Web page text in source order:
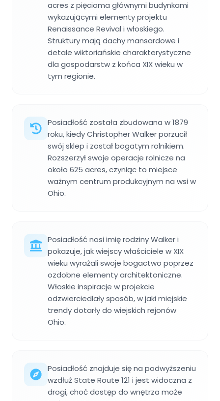
acres z pięcioma głównymi budynkami
wykazującymi elementy projektu
Renaissance Revival i włoskiego.
Struktury mają dachy mansardowe i
detale wiktoriańskie charakterystyczne
dla gospodarstw z końca XIX wieku w
tym regionie.
Posiadłość została zbudowana w 1879
roku, kiedy Christopher Walker porzucił
swój sklep i został bogatym rolnikiem.
Rozszerzył swoje operacje rolnicze na
około 625 acres, czyniąc to miejsce
ważnym centrum produkcyjnym na wsi w
Ohio.
Posiadłość nosi imię rodziny Walker i
pokazuje, jak wiejscy właściciele w XIX
wieku wyrażali swoje bogactwo poprzez
ozdobne elementy architektoniczne.
Włoskie inspiracje w projekcie
odzwierciedlały sposób, w jaki miejskie
trendy dotarły do wiejskich rejonów
Ohio.
Posiadłość znajduje się na podwyższeniu
wzdłuż State Route 121 i jest widoczna z
drogi, choć dostęp do wnętrza może